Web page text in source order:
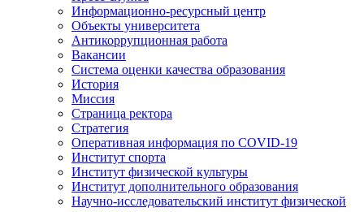
Информационно-ресурсный центр
Объекты университета
Антикоррупционная работа
Вакансии
Система оценки качества образования
История
Миссия
Страница ректора
Стратегия
Оперативная информация по COVID-19
Институт спорта
Институт физической культуры
Институт дополнительного образования
Научно-исследовательский институт физической